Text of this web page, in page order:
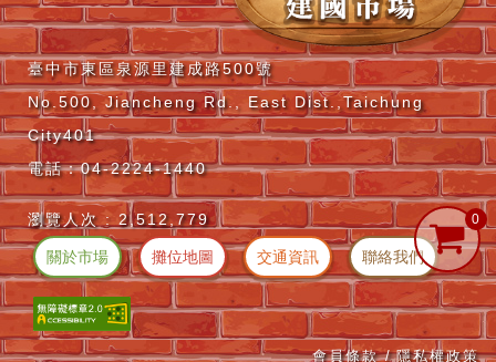
臺中市東區泉源里建成路500號
No.500, Jiancheng Rd., East Dist.,Taichung
City401
電話：04-2224-1440
瀏覽人次 : 2,512,779
關於市場 攤位地圖 交通資訊 聯絡我們
會員條款 / 隱私權政策